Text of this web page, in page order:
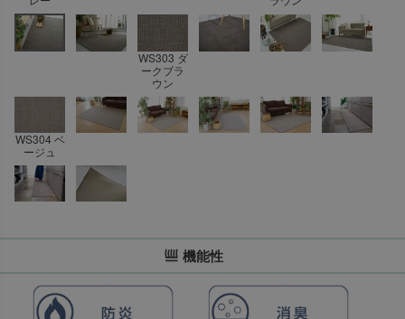
WS303 ダ
ークブラ
ウン
WS304 ベ
ージュ
機能性